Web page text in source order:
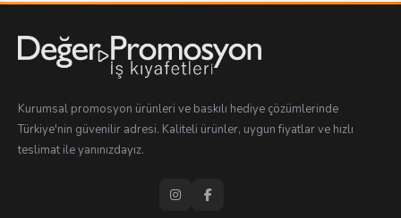
Kurumsal promosyon ürünleri ve baskılı hediye çözümlerinde
Türkiye'nin güvenilir adresi. Kaliteli ürünler, uygun fiyatlar ve hızlı
teslimat ile yanınızdayız.